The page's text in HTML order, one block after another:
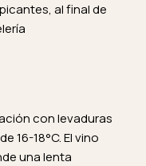
al final de
con levaduras
16-18°C. El vino
una lenta